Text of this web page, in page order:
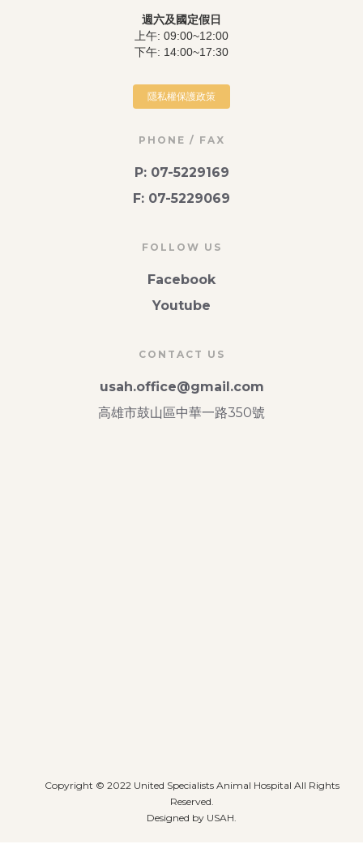
週六及國定假日
上午: 09:00~12:00
下午: 14:00~17:30
隱私權保護政策
PHONE / FAX
P: 07-5229169
F: 07-5229069
FOLLOW US
Facebook
Youtube
CONTACT US
usah.office@gmail.com
高雄市鼓山區中華一路350號
Copyright © 2022 United Specialists Animal Hospital All Rights
Reserved.
Designed by USAH.